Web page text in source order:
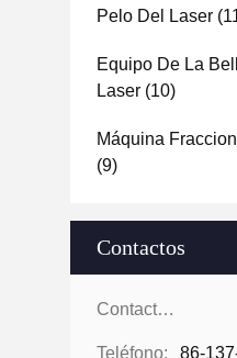
Pelo Del Laser
Equipo De La
Laser (10)
Máquina
(9)
Contactos
Contactos:
Teléfono: 86-